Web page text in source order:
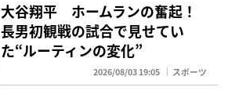
大谷翔平 ホームランの奮起！
長男初観戦の試合で見せてい
た“ルーティンの変化”
2026/08/03 19:05 スポーツ